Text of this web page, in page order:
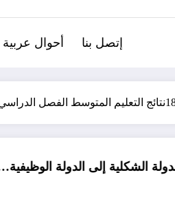
إتصل بنا أحوال عربية
نتائج التعليم المتوسط الفصل الدراسي
إلى الدولة الوظيفية…رؤية في